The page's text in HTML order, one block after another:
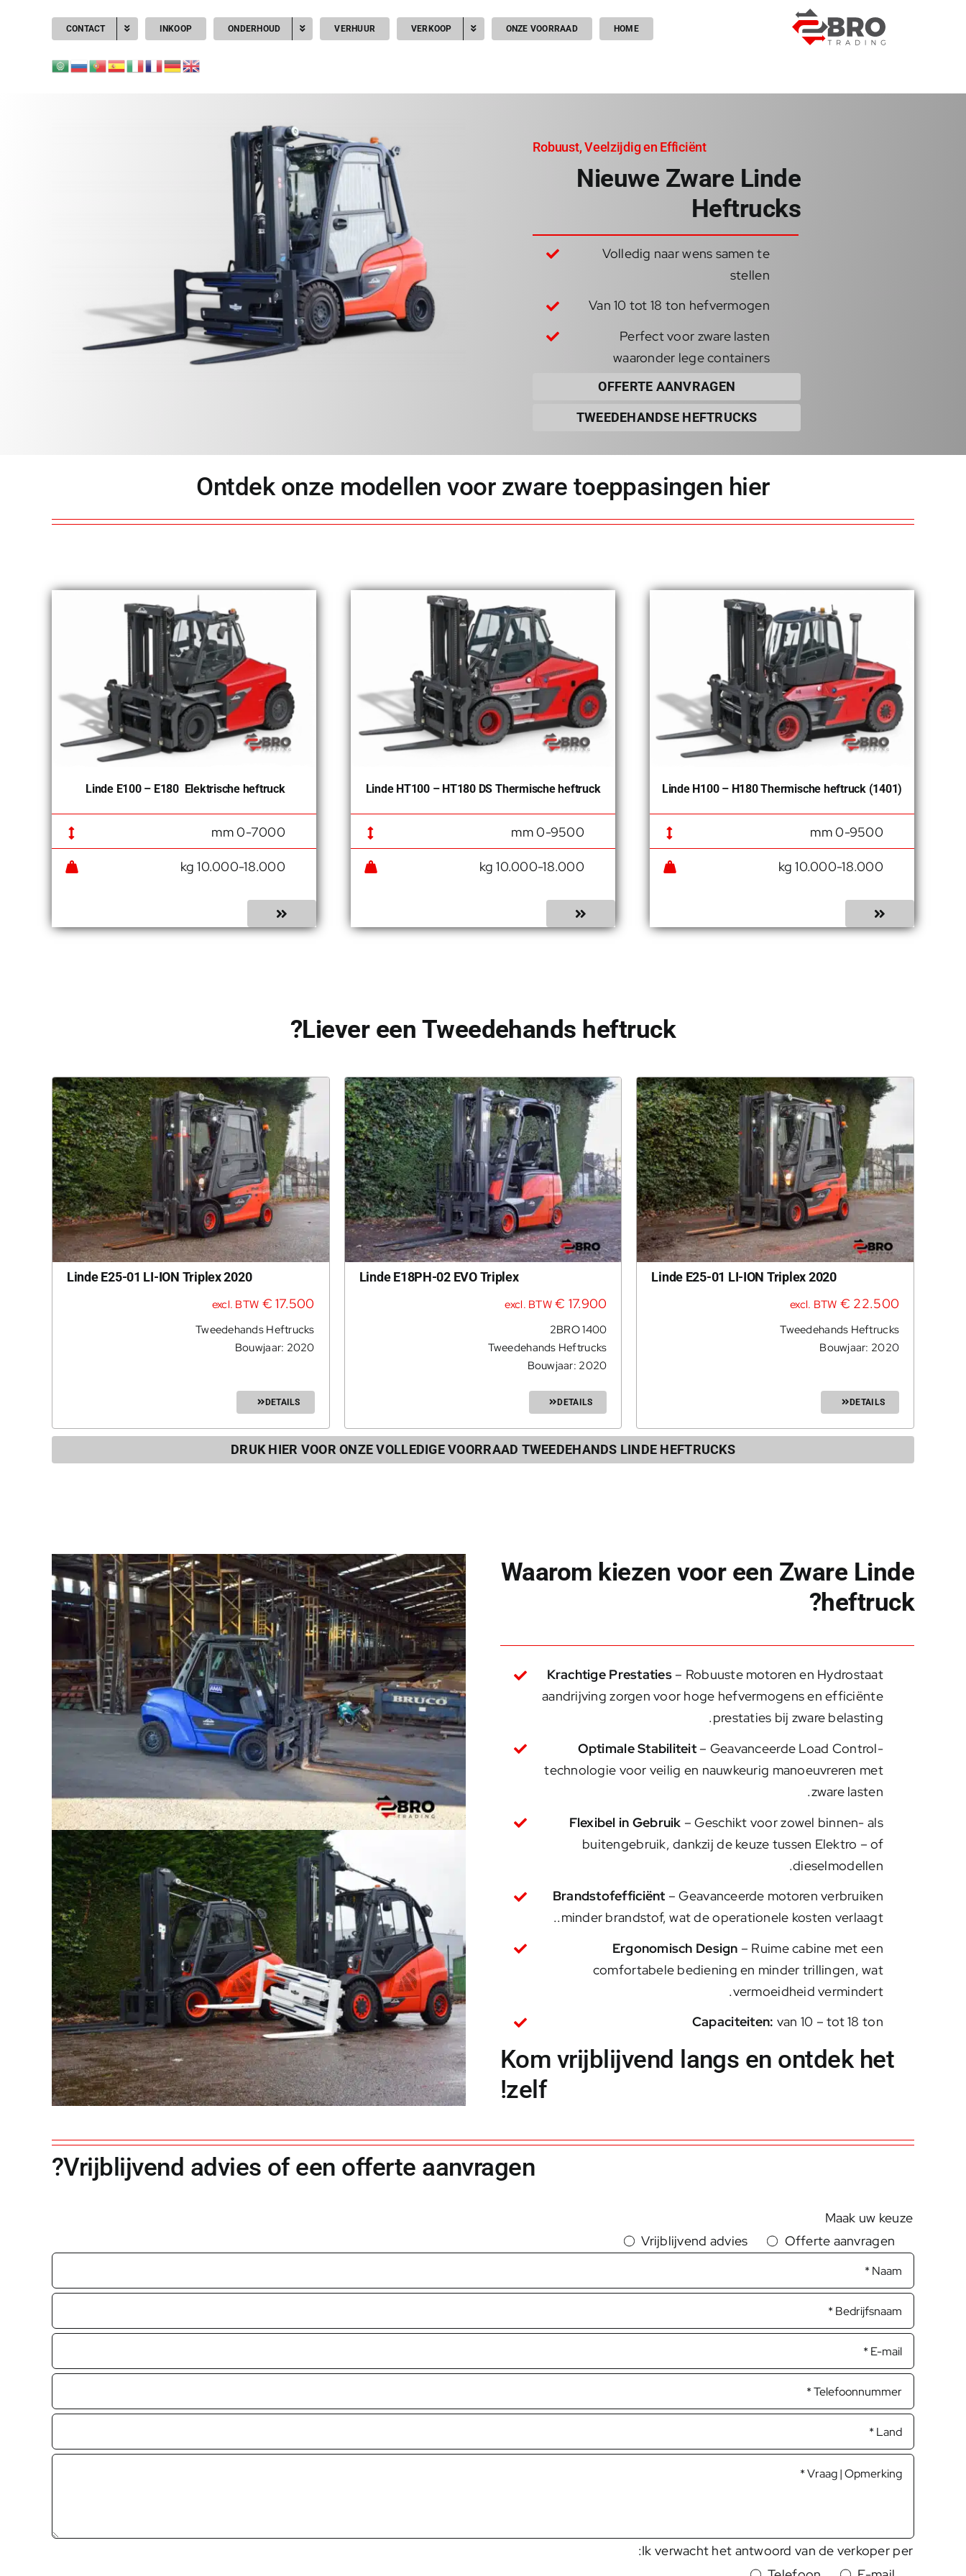
HOME
ONZE VOORRAAD
VERKOOP
VERHUUR
ONDERHOUD
INKOOP
CONTACT
Robuust, Veelzijdig en Efficiënt
Nieuwe Zware Linde
Heftrucks
Volledig naar wens samen te
stellen
Van 10 tot 18 ton hefvermogen
Perfect voor zware lasten
waaronder lege containers
OFFERTE AANVRAGEN
TWEEDEHANDSE HEFTRUCKS
Ontdek onze modellen voor zware toeppasingen hier
Linde H100 – H180 Thermische heftruck (1401)
0-9500 mm
10.000-18.000 kg
Linde HT100 – HT180 DS Thermische heftruck
0-9500 mm
10.000-18.000 kg
Linde E100 – E180 Elektrische heftruck
0-7000 mm
10.000-18.000 kg
Liever een Tweedehands heftruck?
2020 Linde E25-01 LI-ION Triplex
€ 22.500
excl. BTW
Tweedehands Heftrucks
Bouwjaar: 2020
DETAILS
Linde E18PH-02 EVO Triplex
€ 17.900
excl. BTW
2BRO 1400
Tweedehands Heftrucks
Bouwjaar: 2020
DETAILS
2020 Linde E25-01 LI-ION Triplex
€ 17.500
excl. BTW
Tweedehands Heftrucks
Bouwjaar: 2020
DETAILS
DRUK HIER VOOR ONZE VOLLEDIGE VOORRAAD TWEEDEHANDS LINDE HEFTRUCKS
Waarom kiezen voor een Zware Linde
heftruck?
Krachtige Prestaties – Robuuste motoren en Hydrostaat
aandrijving zorgen voor hoge hefvermogens en efficiënte
prestaties bij zware belasting.
Optimale Stabiliteit – Geavanceerde Load Control-
technologie voor veilig en nauwkeurig manoeuvreren met
zware lasten.
Flexibel in Gebruik – Geschikt voor zowel binnen- als
buitengebruik, dankzij de keuze tussen Elektro – of
dieselmodellen.
Brandstofefficiënt – Geavanceerde motoren verbruiken
minder brandstof, wat de operationele kosten verlaagt.
.
Ergonomisch Design – Ruime cabine met een
comfortabele bediening en minder trillingen, wat
vermoeidheid vermindert.
Capaciteiten: van 10 – tot 18 ton
Kom vrijblijvend langs en ontdek het
zelf!
Vrijblijvend advies of een offerte aanvragen?
Maak uw keuze
Offerte aanvragen
Vrijblijvend advies
Ik verwacht het antwoord van de verkoper per: